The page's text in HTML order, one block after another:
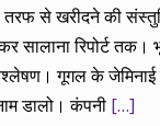
तरफ से खरीदने की
सालाना रिपोर्ट
गूगल के
डालो। कंपनी […]